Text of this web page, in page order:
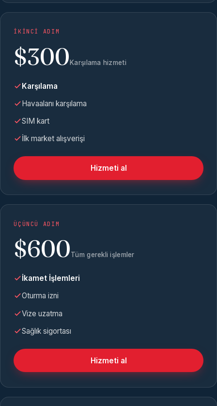
İKINCI ADIM
$300Karşılama hizmeti
Karşılama
Havaalanı karşılama
SIM kart
İlk market alışverişi
Hizmeti al
ÜÇÜNCÜ ADIM
$600Tüm gerekli işlemler
İkamet İşlemleri
Oturma izni
Vize uzatma
Sağlık sigortası
Hizmeti al